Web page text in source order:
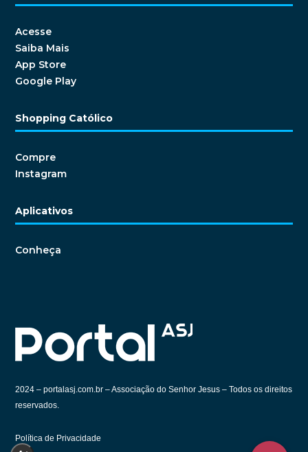
Acesse
Saiba Mais
App Store
Google Play
Shopping Católico
Compre
Instagram
Aplicativos
Conheça
2024 –portalasj.com.br – Associação do Senhor Jesus – Todos os direitos
reservados.
Política de Privacidade